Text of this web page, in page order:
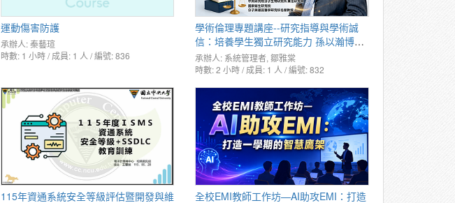
運動傷害防護
承辦人:秦藝瑄
時數: 1 小時 / 成員: 1 人 / 編號: 836
學術倫理專題講座--研究指導與學術誠
信：培養學生獨立研究能力 孫以瀚博士
(832)
承辦人: 系統管理者,鄒雅棠
時數: 2 小時 / 成員: 1 人 / 編號: 832
115年資通系統安全等級評估暨開發與維
全校EMI教師工作坊—AI助攻EMI：打造